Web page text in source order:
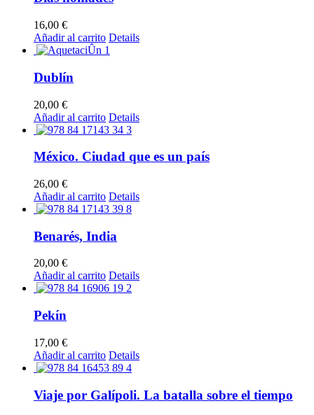
16,00 €
Añadir al carrito Details
Dublín
20,00 €
Añadir al carrito Details
México. Ciudad que es un país
26,00 €
Añadir al carrito Details
Benarés, India
20,00 €
Añadir al carrito Details
Pekín
17,00 €
Añadir al carrito Details
Viaje por Galípoli. La batalla sobre el tiempo